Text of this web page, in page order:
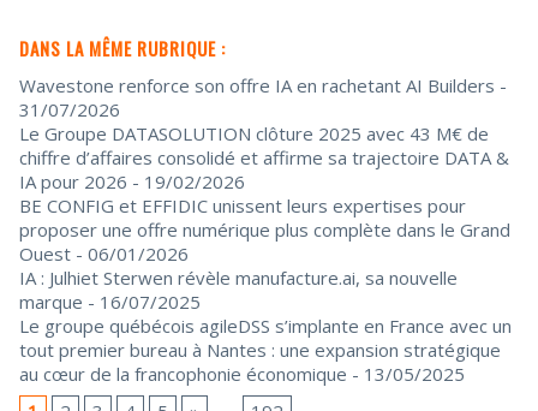
DANS LA MÊME RUBRIQUE :
Wavestone renforce son offre IA en rachetant AI Builders -
31/07/2026
Le Groupe DATASOLUTION clôture 2025 avec 43 M€ de
chiffre d’affaires consolidé et affirme sa trajectoire DATA &
IA pour 2026 - 19/02/2026
BE CONFIG et EFFIDIC unissent leurs expertises pour
proposer une offre numérique plus complète dans le Grand
Ouest - 06/01/2026
IA : Julhiet Sterwen révèle manufacture.ai, sa nouvelle
marque - 16/07/2025
Le groupe québécois agileDSS s’implante en France avec un
tout premier bureau à Nantes : une expansion stratégique
au cœur de la francophonie économique - 13/05/2025